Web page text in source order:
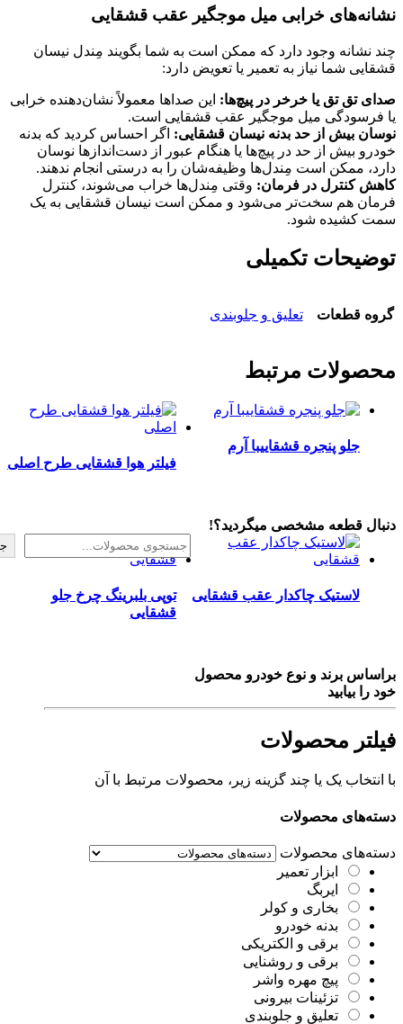
خرابی میل موجگیر عقب قشقایی
وجود دارد که ممکن است به شما بگویند مِندل نیسان
شما نیاز به تعمیر یا تعویض دارد:
تق یا خرخر در پیچ‌ها: این صداها معمولاً نشان‌دهنده خرابی
میل موجگیر عقب قشقایی است.
بیش از حد بدنه نیسان قشقایی:اگر احساس کردید که بدنه
بیش از حد در پیچ‌ها یا هنگام عبور از دست‌اندازها نوسان
ممکن است مِندل‌ها وظیفه‌شان را به درستی انجام ندهند.
کنترل در فرمان:وقتی مِندل‌ها خراب می‌شوند، کنترل
هم سخت‌تر می‌شود و ممکن است نیسان قشقایی به یک
شود.
تکمیلی
قطعات تعلیق و جلوبندی
مرتبط
جلو پنجره قشقاییبا آرم
فیلتر هوا قشقایی طرح اصلی
لاستیک چاکدار عقب قشقایی
توپی بلبرینگ چرخ جلو
قشقایی
قطعه مشخصی میگردید؟!
برند و نوع خودرو محصول
بیابید
محصولات
یک یا چند گزینه زیر، محصولات مرتبط با آن
محصولات
محصولات
ابزار تعمیر
ایربگ
بخاری و کولر
بدنه خودرو
برقی و الکتریکی
برقی و روشنایی
پیچ مهره واشر
تزئینات بیرونی
تعلیق و جلوبندی